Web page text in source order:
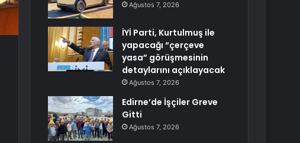
Ağustos 7, 2026
İYİ Parti, Kurtulmuş ile
yapacağı “çerçeve
yasa” görüşmesinin
detaylarını açıklayacak
Ağustos 7, 2026
Edirne’de İşçiler Greve
Gitti
Ağustos 7, 2026